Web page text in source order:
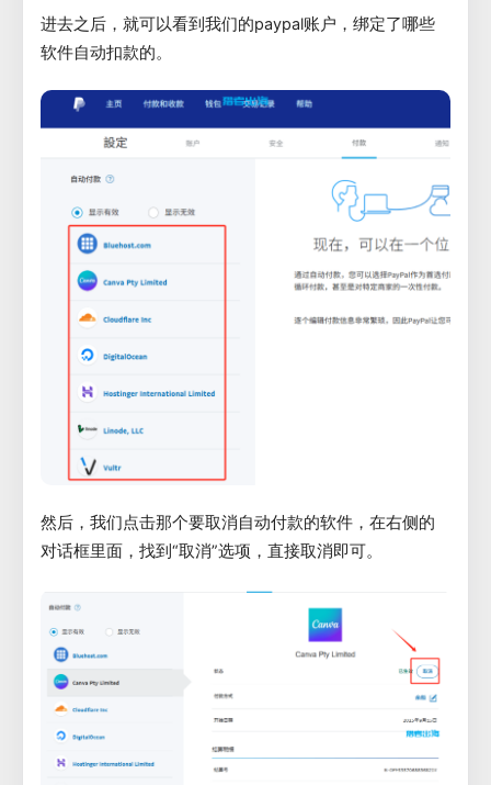
进去之后，就可以看到我们的paypal账户，绑定了哪些
软件自动扣款的。
然后，我们点击那个要取消自动付款的软件，在右侧的
对话框里面，找到“取消”选项，直接取消即可。